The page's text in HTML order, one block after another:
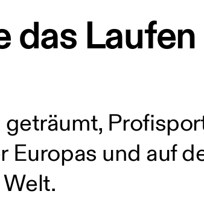
das
Europas und auf